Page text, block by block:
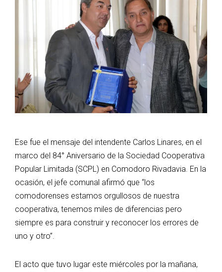
Ese fue el mensaje del intendente Carlos Linares, en el
marco del 84° Aniversario de la Sociedad Cooperativa
Popular Limitada (SCPL) en Comodoro Rivadavia. En la
ocasión, el jefe comunal afirmó que “los
comodorenses estamos orgullosos de nuestra
cooperativa, tenemos miles de diferencias pero
siempre es para construir y reconocer los errores de
uno y otro”.
El acto que tuvo lugar este miércoles por la mañana,